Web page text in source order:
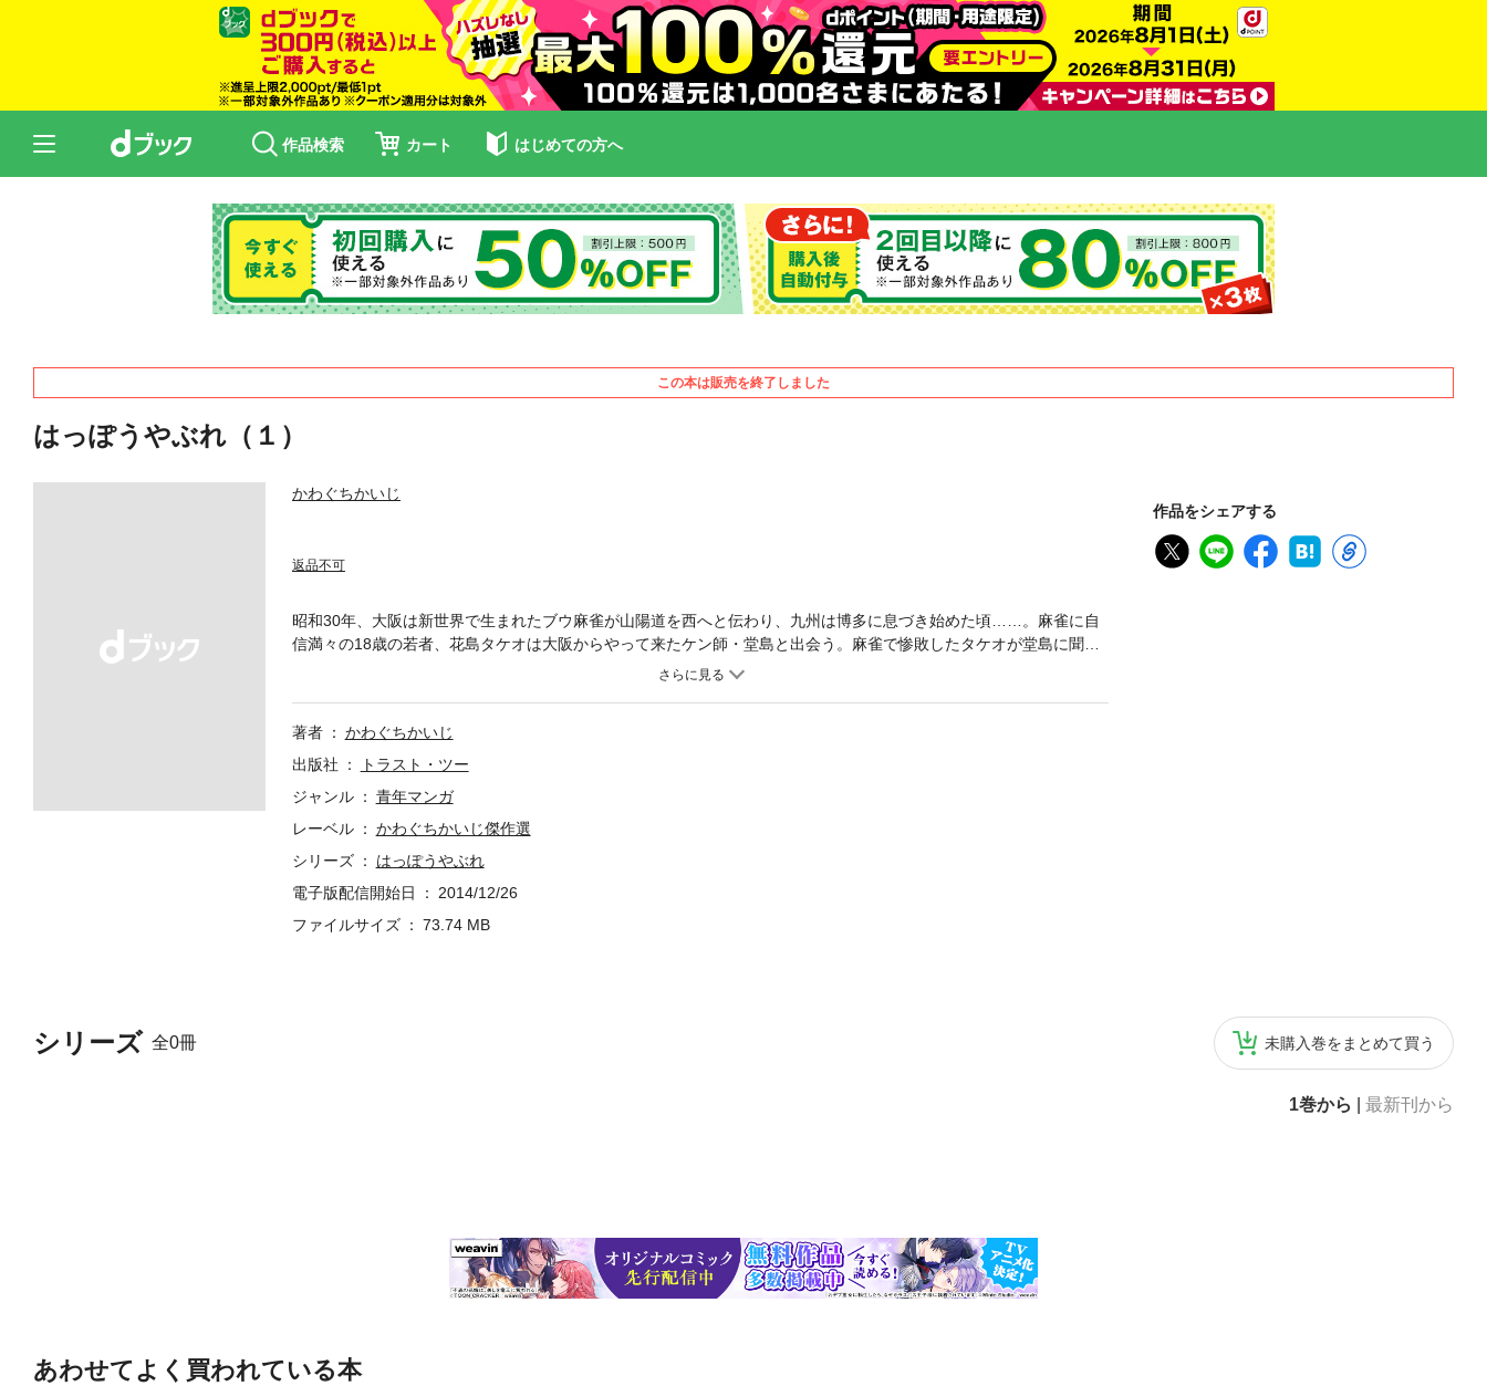
作品検索 カート はじめての方へ
この本は販売を終了しました
はっぽうやぶれ（１）
かわぐちかいじ
返品不可
作品をシェアする
シリーズ 全0冊 未購入巻をまとめて買う
1巻から 最新刊から
昭和30年、大阪は新世界で生まれたブウ麻雀が山陽道を西へと伝わり、九州は博多に息づき始めた頃……。麻雀に自
信満々の18歳の若者、花島タケオは大阪からやって来たケン師・堂島と出会う。麻雀で惨敗したタケオが堂島に聞か
されたのは、白い長い指が牌にからみつく、カッコいい麻雀を打っていたタケオの母親の話だった――。
著者
かわぐちかいじ
出版社
トラスト・ツー
ジャンル
青年マンガ
レーベル
かわぐちかいじ傑作選
シリーズ
はっぽうやぶれ
電子版配信開始日
2014/12/26
ファイルサイズ
73.74 MB
あわせてよく買われている本